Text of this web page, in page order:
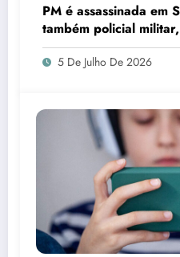
PM é assassinada em
também policial
crime
5 De Julho De 2026